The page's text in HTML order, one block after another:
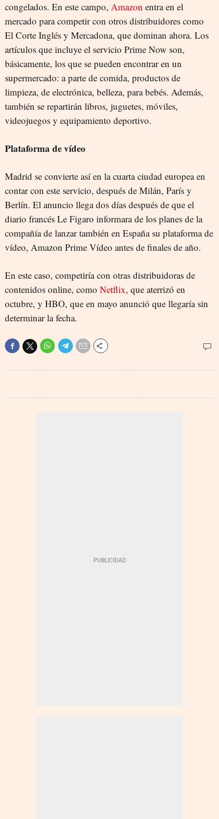
congelados. En este campo, Amazon entra en el
mercado para competir con otros distribuidores como
El Corte Inglés y Mercadona, que dominan ahora. Los
artículos que incluye el servicio Prime Now son,
básicamente, los que se pueden encontrar en un
supermercado: a parte de comida, productos de
limpieza, de electrónica, belleza, para bebés. Además,
también se repartirán libros, juguetes, móviles,
videojuegos y equipamiento deportivo.
Plataforma de vídeo
Madrid se convierte así en la cuarta ciudad europea en
contar con este servicio, después de Milán, París y
Berlín. El anuncio llega dos días después de que el
diario francés Le Figaro informara de los planes de la
compañía de lanzar también en España su plataforma de
vídeo, Amazon Prime Vídeo antes de finales de año.
En este caso, competiría con otras distribuidoras de
contenidos online, como Netflix, que aterrizó en
octubre, y HBO, que en mayo anunció que llegaría sin
determinar la fecha.